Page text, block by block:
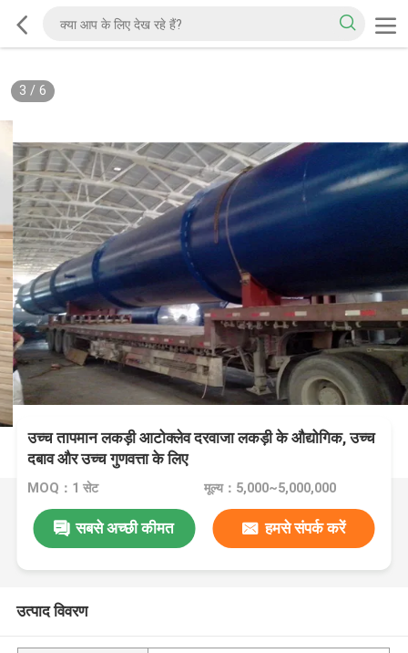
3 / 6
उच्च तापमान लकड़ी आटोक्लेव दरवाजा लकड़ी के औद्योगिक, उच्च
दबाव और उच्च गुणवत्ता के लिए
MOQ：1 सेट मूल्य：5,000~5,000,000
सबसे अच्छी कीमत हमसे संपर्क करें
उत्पाद विवरण